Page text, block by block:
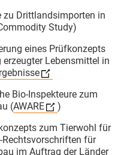
mbH
Bio-
im Fokus. 🌍
Bio-
Liebig-
Drittlandsimporten in
Study)
eines Prüfkonzepts
Lebensmittel in
Bio-Inspekteure zum
(AWARE
)
zum Tierwohl für
Rechtsvorschriften für
im Auftrag der Länder